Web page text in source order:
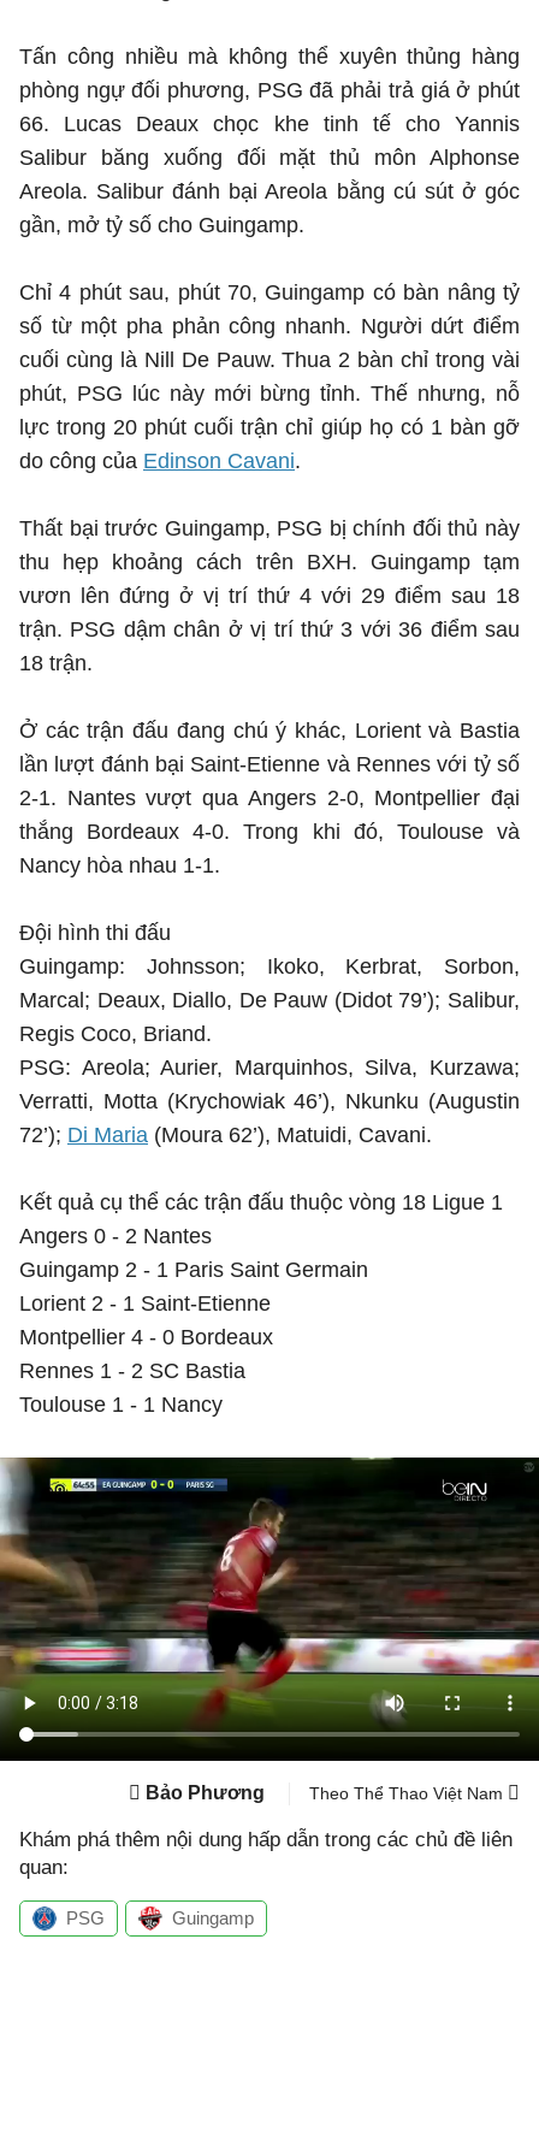
Tấn công nhiều mà không thể xuyên thủng hàng
phòng ngự đối phương, PSG đã phải trả giá ở phút
66. Lucas Deaux chọc khe tinh tế cho Yannis
Salibur băng xuống đối mặt thủ môn Alphonse
Areola. Salibur đánh bại Areola bằng cú sút ở góc
gần, mở tỷ số cho Guingamp.
Chỉ 4 phút sau, phút 70, Guingamp có bàn nâng tỷ
số từ một pha phản công nhanh. Người dứt điểm
cuối cùng là Nill De Pauw. Thua 2 bàn chỉ trong vài
phút, PSG lúc này mới bừng tỉnh. Thế nhưng, nỗ
lực trong 20 phút cuối trận chỉ giúp họ có 1 bàn gỡ
do công của Edinson Cavani.
Thất bại trước Guingamp, PSG bị chính đối thủ này
thu hẹp khoảng cách trên BXH. Guingamp tạm
vươn lên đứng ở vị trí thứ 4 với 29 điểm sau 18
trận. PSG dậm chân ở vị trí thứ 3 với 36 điểm sau
18 trận.
Ở các trận đấu đang chú ý khác, Lorient và Bastia
lần lượt đánh bại Saint-Etienne và Rennes với tỷ số
2-1. Nantes vượt qua Angers 2-0, Montpellier đại
thắng Bordeaux 4-0. Trong khi đó, Toulouse và
Nancy hòa nhau 1-1.
Đội hình thi đấu
Guingamp: Johnsson; Ikoko, Kerbrat, Sorbon,
Marcal; Deaux, Diallo, De Pauw (Didot 79’); Salibur,
Regis Coco, Briand.
PSG: Areola; Aurier, Marquinhos, Silva, Kurzawa;
Verratti, Motta (Krychowiak 46’), Nkunku (Augustin
72’); Di Maria (Moura 62’), Matuidi, Cavani.
Kết quả cụ thể các trận đấu thuộc vòng 18 Ligue 1
Angers 0 - 2 Nantes
Guingamp 2 - 1 Paris Saint Germain
Lorient 2 - 1 Saint-Etienne
Montpellier 4 - 0 Bordeaux
Rennes 1 - 2 SC Bastia
Toulouse 1 - 1 Nancy
Bảo Phương Theo Thể Thao Việt Nam
Khám phá thêm nội dung hấp dẫn trong các chủ đề liên
quan:
PSG Guingamp